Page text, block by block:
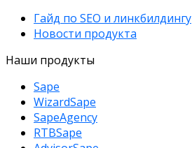
Гайд по SEO и линкбилдингу
Новости продукта
Наши продукты
Sape
WizardSape
SapeAgency
RTBSape